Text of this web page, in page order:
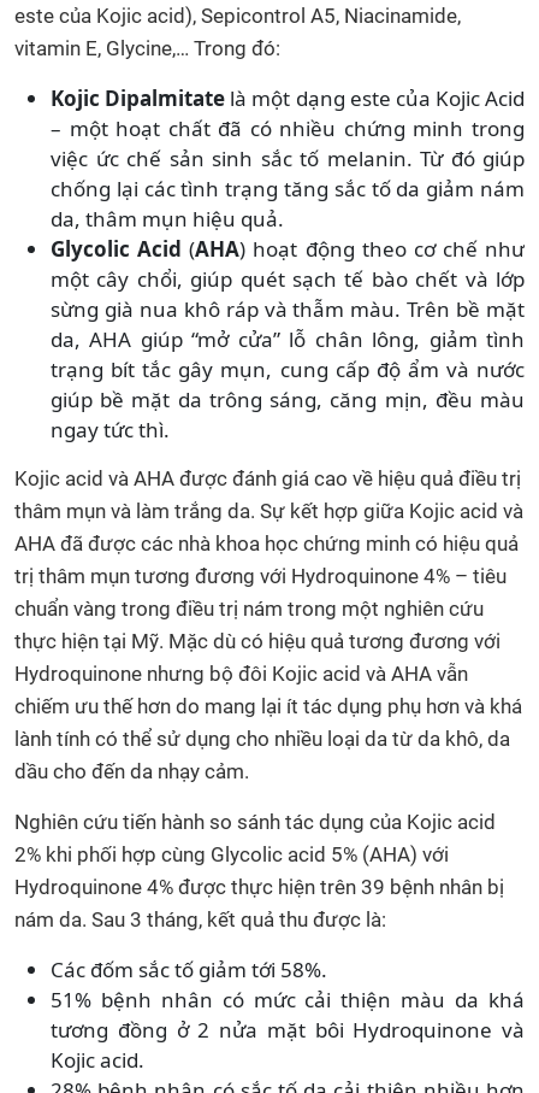
este của Kojic acid), Sepicontrol A5, Niacinamide,
vitamin E, Glycine,… Trong đó:
Kojic Dipalmitate là một dạng este của Kojic Acid
– một hoạt chất đã có nhiều chứng minh trong
việc ức chế sản sinh sắc tố melanin. Từ đó giúp
chống lại các tình trạng tăng sắc tố da giảm nám
da, thâm mụn hiệu quả.
Glycolic Acid (AHA) hoạt động theo cơ chế như
một cây chổi, giúp quét sạch tế bào chết và lớp
sừng già nua khô ráp và thẫm màu. Trên bề mặt
da, AHA giúp “mở cửa” lỗ chân lông, giảm tình
trạng bít tắc gây mụn, cung cấp độ ẩm và nước
giúp bề mặt da trông sáng, căng mịn, đều màu
ngay tức thì.
Kojic acid và AHA được đánh giá cao về hiệu quả điều trị
thâm mụn và làm trắng da. Sự kết hợp giữa Kojic acid và
AHA đã được các nhà khoa học chứng minh có hiệu quả
trị thâm mụn tương đương với Hydroquinone 4% – tiêu
chuẩn vàng trong điều trị nám trong một nghiên cứu
thực hiện tại Mỹ. Mặc dù có hiệu quả tương đương với
Hydroquinone nhưng bộ đôi Kojic acid và AHA vẫn
chiếm ưu thế hơn do mang lại ít tác dụng phụ hơn và khá
lành tính có thể sử dụng cho nhiều loại da từ da khô, da
dầu cho đến da nhạy cảm.
Nghiên cứu tiến hành so sánh tác dụng của Kojic acid
2% khi phối hợp cùng Glycolic acid 5% (AHA) với
Hydroquinone 4% được thực hiện trên 39 bệnh nhân bị
nám da. Sau 3 tháng, kết quả thu được là:
Các đốm sắc tố giảm tới 58%.
51% bệnh nhân có mức cải thiện màu da khá
tương đồng ở 2 nửa mặt bôi Hydroquinone và
Kojic acid.